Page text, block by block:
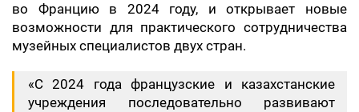
во Францию в 2024 году, и открывает новые
возможности для практического сотрудничества
музейных специалистов двух стран.
«С 2024 года французские и казахстанские
учреждения последовательно развивают